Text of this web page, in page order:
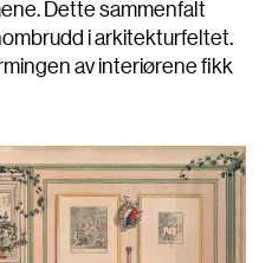
Dette sammenfalt
i arkitekturfeltet.
av interiørene fikk